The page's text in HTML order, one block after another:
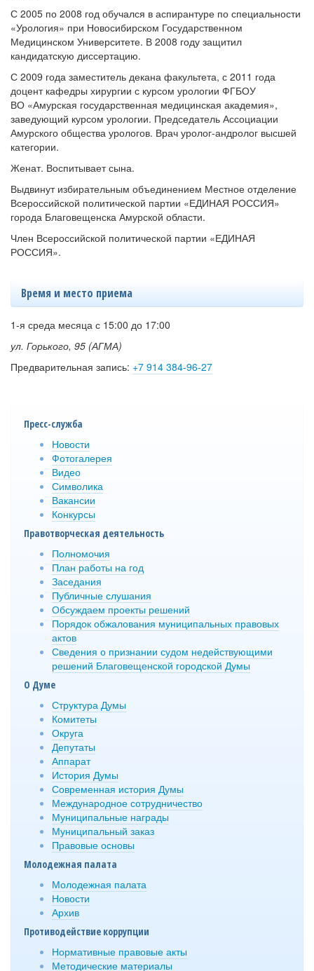
С 2005 по 2008 год обучался в аспирантуре по специальности
«Урология» при Новосибирском Государственном
Медицинском Университете. В 2008 году защитил
кандидатскую диссертацию.
С 2009 года заместитель декана факультета, с 2011 года
доцент кафедры хирургии с курсом урологии ФГБОУ
ВО «Амурская государственная медицинская академия»,
заведующий курсом урологии. Председатель Ассоциации
Амурского общества урологов. Врач уролог-андролог высшей
категории.
Женат. Воспитывает сына.
Выдвинут избирательным объединением Местное отделение
Всероссийской политической партии «ЕДИНАЯ РОССИЯ»
города Благовещенска Амурской области.
Член Всероссийской политической партии «ЕДИНАЯ
РОССИЯ».
Время и место приема
1-я среда месяца с 15:00 до 17:00
ул. Горького, 95 (АГМА)
Предварительная запись: +7 914 384-96-27
Пресс-служба
Новости
Фотогалерея
Видео
Символика
Вакансии
Конкурсы
Правотворческая деятельность
Полномочия
План работы на год
Заседания
Публичные слушания
Обсуждаем проекты решений
Порядок обжалования муниципальных правовых
актов
Сведения о признании судом недействующими
решений Благовещенской городской Думы
О Думе
Структура Думы
Комитеты
Округа
Депутаты
Аппарат
История Думы
Современная история Думы
Международное сотрудничество
Муниципальные награды
Муниципальный заказ
Правовые основы
Молодежная палата
Молодежная палата
Новости
Архив
Противодействие коррупции
Нормативные правовые акты
Методические материалы